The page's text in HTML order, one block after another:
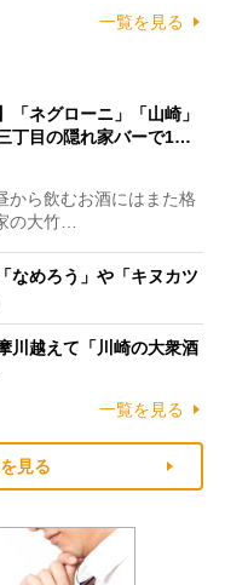
一覧を見る
「ネグローニ」「山崎」
丁目の隠れ家バーで1…
ら飲むお酒にはまた格
の大竹…
なめろう」や「キヌカツ
川越えて「川崎の大衆酒
一覧を見る
見る